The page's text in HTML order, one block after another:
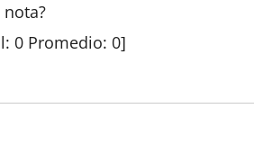
nota?
: 0 Promedio: 0]